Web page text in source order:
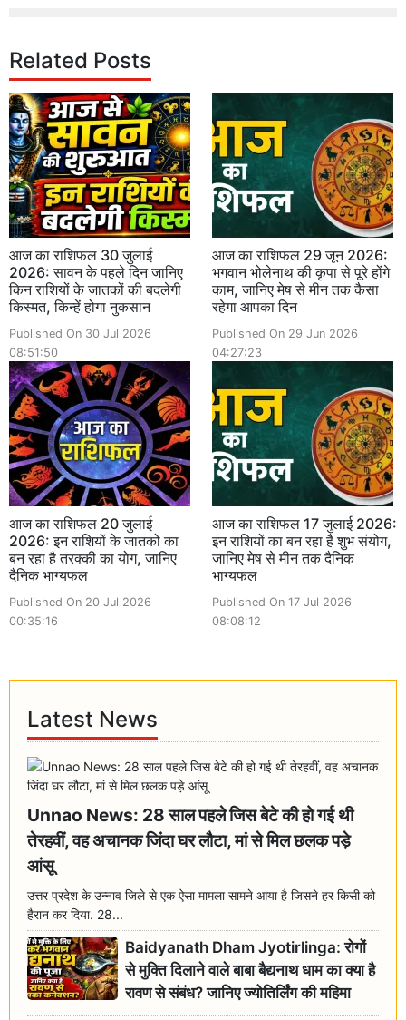
Related Posts
आज का राशिफल 30 जुलाई
2026: सावन के पहले दिन जानिए
किन राशियों के जातकों की बदलेगी
किस्मत, किन्हें होगा नुकसान
Published On 30 Jul 2026
08:51:50
आज का राशिफल 29 जून 2026:
भगवान भोलेनाथ की कृपा से पूरे होंगे
काम, जानिए मेष से मीन तक कैसा
रहेगा आपका दिन
Published On 29 Jun 2026
04:27:23
आज का राशिफल 20 जुलाई
2026: इन राशियों के जातकों का
बन रहा है तरक्की का योग, जानिए
दैनिक भाग्यफल
Published On 20 Jul 2026
00:35:16
आज का राशिफल 17 जुलाई 2026:
इन राशियों का बन रहा है शुभ संयोग,
जानिए मेष से मीन तक दैनिक
भाग्यफल
Published On 17 Jul 2026
08:08:12
Latest News
Unnao News: 28 साल पहले जिस बेटे की हो गई थी
तेरहवीं, वह अचानक जिंदा घर लौटा, मां से मिल छलक पड़े
आंसू
उत्तर प्रदेश के उन्नाव जिले से एक ऐसा मामला सामने आया है जिसने हर किसी को
हैरान कर दिया. 28...
Baidyanath Dham Jyotirlinga: रोगों
से मुक्ति दिलाने वाले बाबा बैद्यनाथ धाम का क्या है
रावण से संबंध? जानिए ज्योतिर्लिंग की महिमा